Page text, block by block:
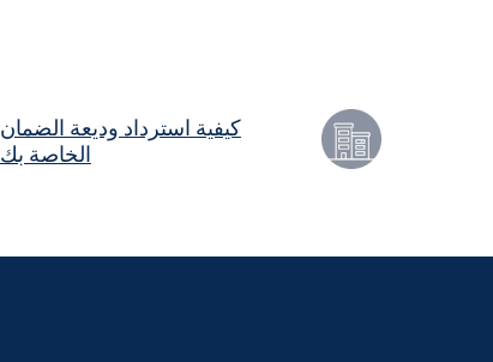
كيفية استرداد وديعة الضمان
الخاصة بك